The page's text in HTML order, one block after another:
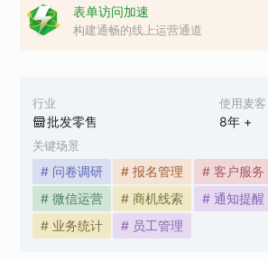
行业
批发零售
使用麦客
8年 +
关键场景
# 问卷调研 # 报名管理 # 客户服务
# 微信运营
# 商机线索 # 通知提醒
# 业务统计
# 员工管理
表单访问加速
构建通畅的线上运营通道